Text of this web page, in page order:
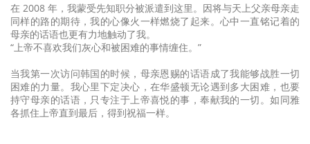
在 2008 年，我蒙受先知职分被派遣到这里。因将与天上父亲母亲走
同样的路的期待，我的心像火一样燃烧了起来。心中一直铭记着的
母亲的话语也更有力地触动了我。
“上帝不喜欢我们灰心和被困难的事情缠住。”
当我第一次访问韩国的时候，母亲恩赐的话语成了我能够战胜一切
困难的力量。我心里下定决心，在华盛顿无论遇到多大困难，也要
持守母亲的话语，只专注于上帝喜悦的事，奉献我的一切。如同雅
各抓住上帝直到最后，得到祝福一样。